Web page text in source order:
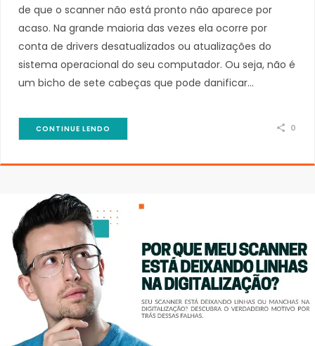
de que o scanner não está pronto não aparece por
acaso. Na grande maioria das vezes ela ocorre por
conta de drivers desatualizados ou atualizações do
sistema operacional do seu computador. Ou seja, não é
um bicho de sete cabeças que pode danificar…
CONTINUE LENDO 0